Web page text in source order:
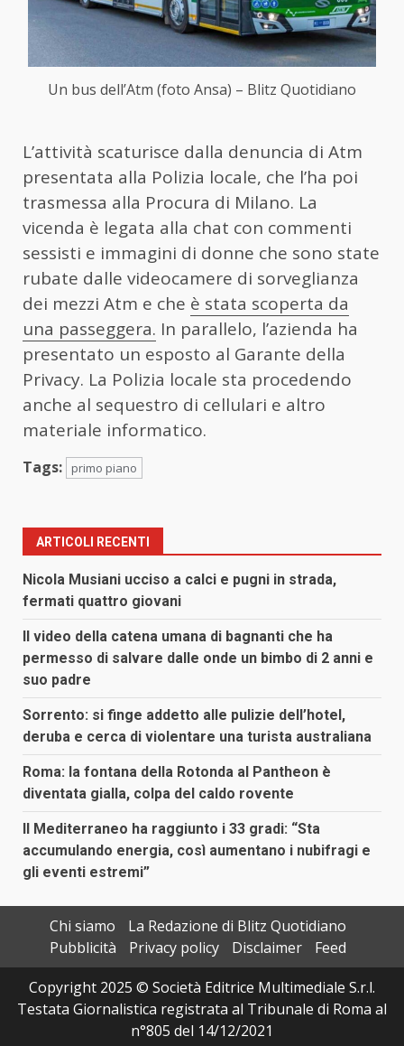
Un bus dell’Atm (foto Ansa) – Blitz Quotidiano
L’attività scaturisce dalla denuncia di Atm
presentata alla Polizia locale, che l’ha poi
trasmessa alla Procura di Milano. La
vicenda è legata alla chat con commenti
sessisti e immagini di donne che sono state
rubate dalle videocamere di sorveglianza
dei mezzi Atm e che è stata scoperta da
una passeggera. In parallelo, l’azienda ha
presentato un esposto al Garante della
Privacy. La Polizia locale sta procedendo
anche al sequestro di cellulari e altro
materiale informatico.
Tags: primo piano
ARTICOLI RECENTI
Nicola Musiani ucciso a calci e pugni in strada,
fermati quattro giovani
Il video della catena umana di bagnanti che ha
permesso di salvare dalle onde un bimbo di 2 anni e
suo padre
Sorrento: si finge addetto alle pulizie dell’hotel,
deruba e cerca di violentare una turista australiana
Roma: la fontana della Rotonda al Pantheon è
diventata gialla, colpa del caldo rovente
Il Mediterraneo ha raggiunto i 33 gradi: “Sta
accumulando energia, così aumentano i nubifragi e
gli eventi estremi”
Chi siamo
La Redazione di Blitz Quotidiano
Pubblicità
Privacy policy Disclaimer
Feed
Copyright 2025 © Società Editrice Multimediale S.r.l.
Testata Giornalistica registrata al Tribunale di Roma al
n°805 del 14/12/2021